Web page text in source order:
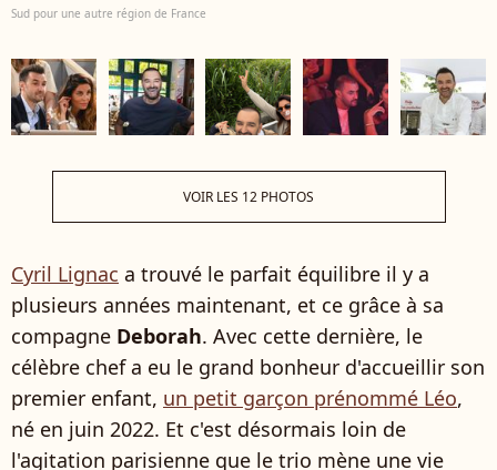
Sud pour une autre région de France
VOIR LES 12 PHOTOS
Cyril Lignac a trouvé le parfait équilibre il y a
plusieurs années maintenant, et ce grâce à sa
compagne Deborah. Avec cette dernière, le
célèbre chef a eu le grand bonheur d'accueillir son
premier enfant, un petit garçon prénommé Léo,
né en juin 2022. Et c'est désormais loin de
l'agitation parisienne que le trio mène une vie